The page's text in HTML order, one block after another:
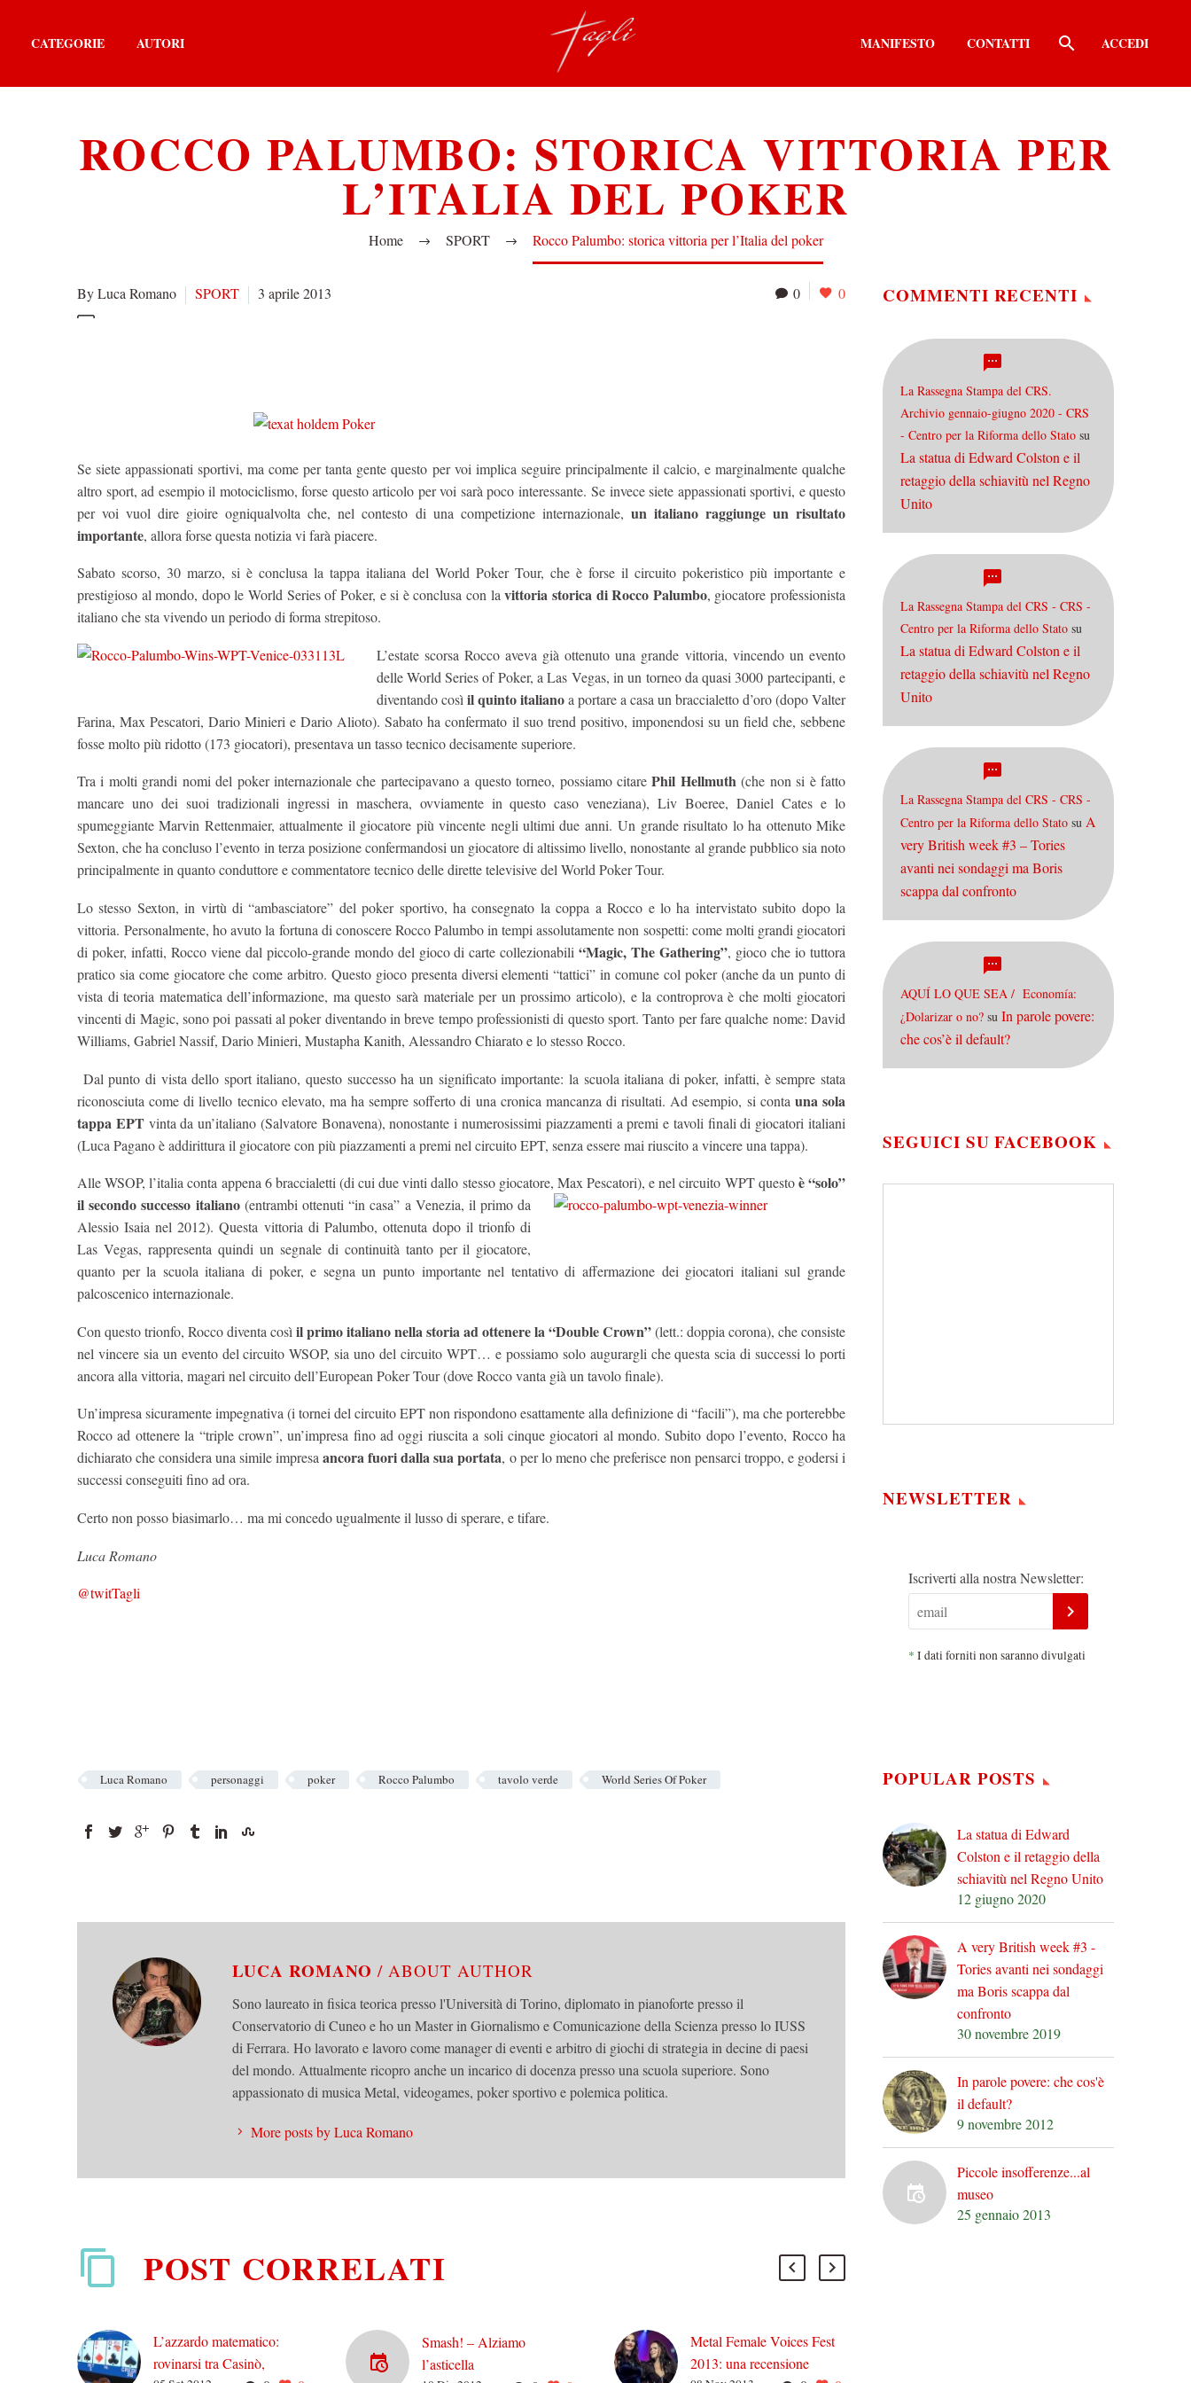
CATEGORIE AUTORI MANIFESTO CONTATTI ACCEDI
ROCCO PALUMBO: STORICA VITTORIA PER
L’ITALIA DEL POKER
Home SPORT Rocco Palumbo: storica vittoria per l’Italia del poker
0 0
By Luca Romano SPORT 3 aprile 2013
Se siete appassionati sportivi, ma come per tanta gente questo per voi implica seguire principalmente il calcio, e marginalmente qualche
altro sport, ad esempio il motociclismo, forse questo articolo per voi sarà poco interessante. Se invece siete appassionati sportivi, e questo
per voi vuol dire gioire ogniqualvolta che, nel contesto di una competizione internazionale, un italiano raggiunge un risultato
importante, allora forse questa notizia vi farà piacere.
Sabato scorso, 30 marzo, si è conclusa la tappa italiana del World Poker Tour, che è forse il circuito pokeristico più importante e
prestigioso al mondo, dopo le World Series of Poker, e si è conclusa con lavittoria storica di Rocco Palumbo, giocatore professionista
italiano che sta vivendo un periodo di forma strepitoso.
L’estate scorsa Rocco aveva già ottenuto una grande vittoria, vincendo un evento
delle World Series of Poker, a Las Vegas, in un torneo da quasi 3000 partecipanti, e
diventando così il quinto italianoa portare a casa un braccialetto d’oro (dopo Valter
Farina, Max Pescatori, Dario Minieri e Dario Alioto). Sabato ha confermato il suo trend positivo, imponendosi su un field che, sebbene
fosse molto più ridotto (173 giocatori), presentava un tasso tecnico decisamente superiore.
Tra i molti grandi nomi del poker internazionale che partecipavano a questo torneo, possiamo citarePhil Hellmuth(che non si è fatto
mancare uno dei suoi tradizionali ingressi in maschera, ovviamente in questo caso veneziana), Liv Boeree, Daniel Cates e lo
spumeggiante Marvin Rettenmaier, attualmente il giocatore più vincente negli ultimi due anni. Un grande risultato lo ha ottenuto Mike
Sexton, che ha concluso l’evento in terza posizione confermandosi un giocatore di altissimo livello, nonostante al grande pubblico sia noto
principalmente in quanto conduttore e commentatore tecnico delle dirette televisive del World Poker Tour.
Lo stesso Sexton, in virtù di “ambasciatore” del poker sportivo, ha consegnato la coppa a Rocco e lo ha intervistato subito dopo la
vittoria. Personalmente, ho avuto la fortuna di conoscere Rocco Palumbo in tempi assolutamente non sospetti: come molti grandi giocatori
di poker, infatti, Rocco viene dal piccolo-grande mondo del gioco di carte collezionabili“Magic, The Gathering”, gioco che io tuttora
pratico sia come giocatore che come arbitro. Questo gioco presenta diversi elementi “tattici” in comune col poker (anche da un punto di
vista di teoria matematica dell’informazione, ma questo sarà materiale per un prossimo articolo), e la controprova è che molti giocatori
vincenti di Magic, sono poi passati al poker diventando in breve tempo professionisti di questo sport. Tanto per fare qualche nome: David
Williams, Gabriel Nassif, Dario Minieri, Mustapha Kanith, Alessandro Chiarato e lo stesso Rocco.
Dal punto di vista dello sport italiano, questo successo ha un significato importante: la scuola italiana di poker, infatti, è sempre stata
riconosciuta come di livello tecnico elevato, ma ha sempre sofferto di una cronica mancanza di risultati. Ad esempio, si conta una sola
tappa EPTvinta da un’italiano (Salvatore Bonavena), nonostante i numerosissimi piazzamenti a premi e tavoli finali di giocatori italiani
(Luca Pagano è addirittura il giocatore con più piazzamenti a premi nel circuito EPT, senza essere mai riuscito a vincere una tappa).
Alle WSOP, l’italia conta appena 6 braccialetti (di cui due vinti dallo stesso giocatore, Max Pescatori), e nel circuito WPTquestoè “solo”
il secondo successo italiano(entrambi ottenuti “in casa” a Venezia, il primo da
Alessio Isaia nel 2012). Questa vittoria di Palumbo, ottenuta dopo il trionfo di
Las Vegas, rappresenta quindi un segnale di continuità tanto per il giocatore,
quanto per la scuola italiana di poker, e segna un punto importante nel tentativo di affermazione dei giocatori italiani sul grande
palcoscenico internazionale.
Con questo trionfo, Rocco diventa così il primo italiano nella storia ad ottenere la “Double Crown”(lett.: doppia corona), che consiste
nel vincere sia un evento del circuito WSOP, sia uno del circuito WPT… e possiamo solo augurargli che questa scia di successi lo porti
ancora alla vittoria, magari nel circuito dell’European Poker Tour (dove Rocco vanta già un tavolo finale).
Un’impresa sicuramente impegnativa (i tornei del circuito EPT non rispondono esattamente alla definizione di “facili”), ma che porterebbe
Rocco ad ottenere la “triple crown”, un’impresa fino ad oggi riuscita a soli cinque giocatori al mondo. Subito dopo l’evento, Rocco ha
dichiarato che considera una simile impresaancora fuori dalla sua portata, o per lo meno che preferisce non pensarci troppo, e godersi i
successi conseguiti fino ad ora.
Certo non posso biasimarlo… ma mi concedo ugualmente il lusso di sperare, e tifare.
Luca Romano
@twitTagli
Luca Romano personaggi poker Rocco Palumbo tavolo verde World Series Of Poker
LUCA ROMANO/ ABOUT AUTHOR
Sono laureato in fisica teorica presso l'Università di Torino, diplomato in pianoforte presso il
Conservatorio di Cuneo e ho un Master in Giornalismo e Comunicazione della Scienza presso lo IUSS
di Ferrara. Ho lavorato e lavoro come manager di eventi e arbitro di giochi di strategia in decine di paesi
del mondo. Attualmente ricopro anche un incarico di docenza presso una scuola superiore. Sono
appassionato di musica Metal, videogames, poker sportivo e polemica politica.
More posts by Luca Romano
POST CORRELATI
L’azzardo matematico:
rovinarsi tra Casinò,
Smash! – Alziamo
l’asticella
Metal Female Voices Fest
2013: una recensione
COMMENTI RECENTI
La Rassegna Stampa del CRS.
Archivio gennaio-giugno 2020 - CRS
- Centro per la Riforma dello Stato su
La statua di Edward Colston e il
retaggio della schiavitù nel Regno
Unito
La Rassegna Stampa del CRS - CRS -
Centro per la Riforma dello Stato su
La statua di Edward Colston e il
retaggio della schiavitù nel Regno
Unito
La Rassegna Stampa del CRS - CRS -
Centro per la Riforma dello Stato su A
very British week #3 – Tories
avanti nei sondaggi ma Boris
scappa dal confronto
AQUÍ LO QUE SEA / Economía:
¿Dolarizar o no? su In parole povere:
che cos’è il default?
SEGUICI SU FACEBOOK
NEWSLETTER
Iscriverti alla nostra Newsletter:
* I dati forniti non saranno divulgati
POPULAR POSTS
La statua di Edward
Colston e il retaggio della
schiavitù nel Regno Unito
12 giugno 2020
A very British week #3 -
Tories avanti nei sondaggi
ma Boris scappa dal
confronto
30 novembre 2019
In parole povere: che cos'è
il default?
9 novembre 2012
Piccole insofferenze...al
museo
25 gennaio 2013